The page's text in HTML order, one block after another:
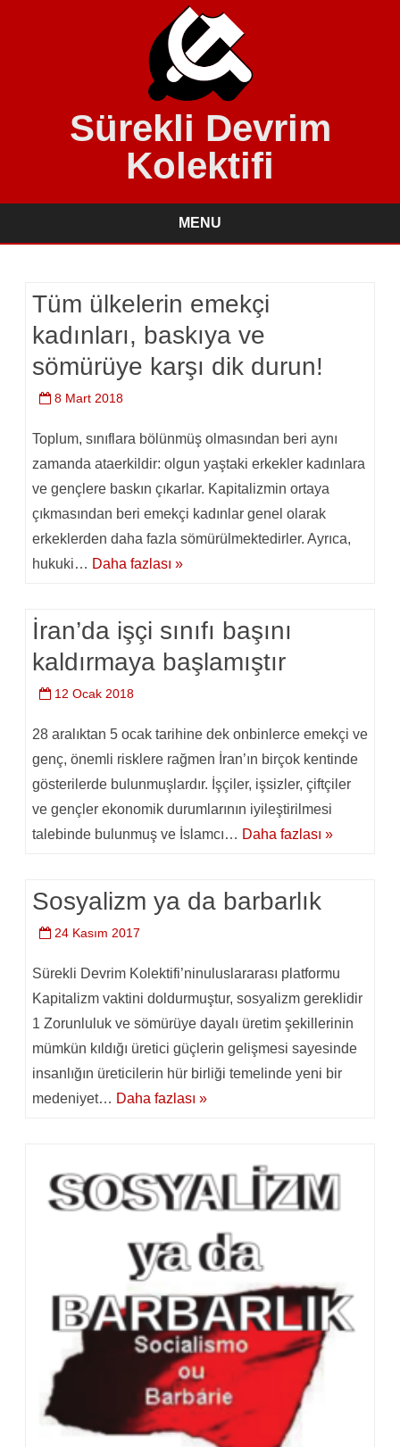
Sürekli Devrim
Kolektifi
MENU
Tüm ülkelerin emekçi
kadınları, baskıya ve
sömürüye karşı dik durun!
8 Mart 2018
Toplum, sınıflara bölünmüş olmasından beri aynı
zamanda ataerkildir: olgun yaştaki erkekler kadınlara
ve gençlere baskın çıkarlar. Kapitalizmin ortaya
çıkmasından beri emekçi kadınlar genel olarak
erkeklerden daha fazla sömürülmektedirler. Ayrıca,
hukuki… Daha fazlası »
İran’da işçi sınıfı başını
kaldırmaya başlamıştır
12 Ocak 2018
28 aralıktan 5 ocak tarihine dek onbinlerce emekçi ve
genç, önemli risklere rağmen İran’ın birçok kentinde
gösterilerde bulunmuşlardır. İşçiler, işsizler, çiftçiler
ve gençler ekonomik durumlarının iyileştirilmesi
talebinde bulunmuş ve İslamcı… Daha fazlası »
Sosyalizm ya da barbarlık
24 Kasım 2017
Sürekli Devrim Kolektifi’ninuluslararası platformu
Kapitalizm vaktini doldurmuştur, sosyalizm gereklidir
1 Zorunluluk ve sömürüye dayalı üretim şekillerinin
mümkün kıldığı üretici güçlerin gelişmesi sayesinde
insanlığın üreticilerin hür birliği temelinde yeni bir
medeniyet… Daha fazlası »